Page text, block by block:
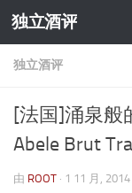
跳至内容
独立酒评
独立酒评
[法国]涌泉般
Abele Brut
由 ROOT · 1 11 月, 2014